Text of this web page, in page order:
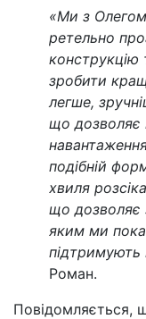
«Ми з
ретельно
зробити
легше,
що дозволяє
подібній
хвиля
що дозволяє
яким ми
Роман.
Повідомляється,